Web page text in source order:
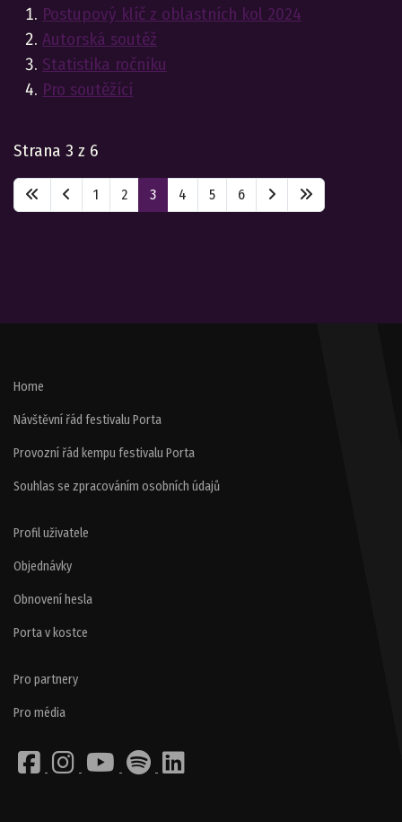
Postupový klíč z oblastních kol 2024
Autorská soutěž
Statistika ročníku
Pro soutěžící
Strana 3 z 6
1 2 3 4 5 6
Home
Návštěvní řád festivalu Porta
Provozní řád kempu festivalu Porta
Souhlas se zpracováním osobních údajů
Profil uživatele
Objednávky
Obnovení hesla
Porta v kostce
Pro partnery
Pro média